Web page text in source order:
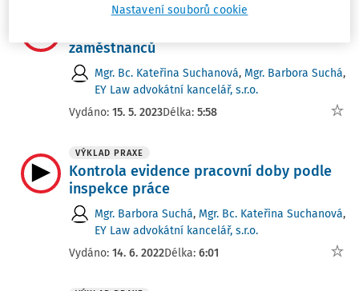
VÝKLAD PRAXE
zaměstnanců
Mgr. Bc. Kateřina Suchanová, Mgr. Barbora Suchá,
EY Law advokátní kancelář, s.r.o.
Vydáno: 15. 5. 2023Délka: 5:58
VÝKLAD PRAXE
Kontrola evidence pracovní doby podle
inspekce práce
Mgr. Barbora Suchá, Mgr. Bc. Kateřina Suchanová,
EY Law advokátní kancelář, s.r.o.
Vydáno: 14. 6. 2022Délka: 6:01
Nastavení souborů cookie